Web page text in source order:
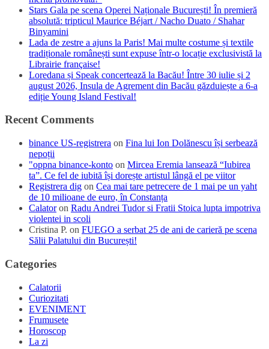
Stars Gala pe scena Operei Naționale București! În premieră
absolută: tripticul Maurice Béjart / Nacho Duato / Shahar
Binyamini
Lada de zestre a ajuns la Paris! Mai multe costume și textile
tradiționale românești sunt expuse într-o locație exclusivistă la
Librairie française!
Loredana și Speak concertează la Bacău! Între 30 iulie și 2
august 2026, Insula de Agrement din Bacău găzduiește a 6-a
ediție Young Island Festival!
Recent Comments
binance US-registrera on Fina lui Ion Dolănescu își serbează
nepoții
"oppna binance-konto on Mircea Eremia lansează “Iubirea
ta”. Ce fel de iubită își dorește artistul lângă el pe viitor
Registrera dig on Cea mai tare petrecere de 1 mai pe un yaht
de 10 milioane de euro, în Constanța
Calatoron Radu Andrei Tudor si Fratii Stoica lupta impotriva
violentei in scoli
Cristina P. on FUEGO a serbat 25 de ani de carieră pe scena
Sălii Palatului din București!
Categories
Calatorii
Curiozitati
EVENIMENT
Frumusete
Horoscop
La zi